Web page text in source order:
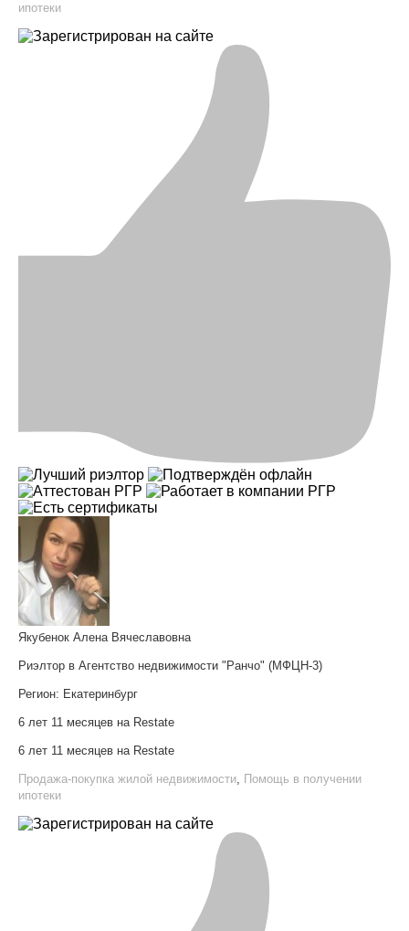
ипотеки
Якубенок Алена Вячеславовна
Риэлтор в Агентство недвижимости "Ранчо" (МФЦН-3)
Регион: Екатеринбург
6 лет 11 месяцев на Restate
6 лет 11 месяцев на Restate
Продажа-покупка жилой недвижимости, Помощь в получении
ипотеки